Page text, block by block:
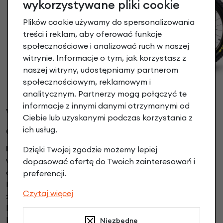
W jakich rozmiarach są
dostępne rowery Early Rider?
Rowery dla dzieci Early Rideroferowane są w wielu
wariantach rozmiarowych, dlatego można je
dopasować do różnych etapów rozwoju dziecka.
Producent przygotował modele od 14 do 24 cali, co
zapewnia płynne przechodzenie między kolejnymi
kategoriami wiekowymi. Dzięki temu dzieci mogą
korzystać z rowerów tej samej marki przez kilka lat, a
wykorzystywane pliki cookie
Plików cookie używamy do spersonalizowania
treści i reklam, aby oferować funkcje
społecznościowe i analizować ruch w naszej
witrynie. Informacje o tym, jak korzystasz z
naszej witryny, udostępniamy partnerom
społecznościowym, reklamowym i
analitycznym. Partnerzy mogą połączyć te
informacje z innymi danymi otrzymanymi od
Ciebie lub uzyskanymi podczas korzystania z
ich usług.
Dzięki Twojej zgodzie możemy lepiej
dopasować ofertę do Twoich zainteresowań i
preferencji.
Czytaj więcej
Niezbędne